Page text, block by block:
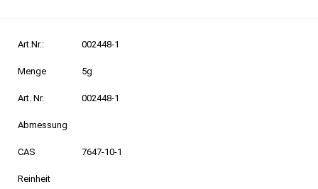
Art.Nr.: 002448-1
Menge 5g
Art. Nr. 002448-1
Abmessung
CAS 7647-10-1
Reinheit